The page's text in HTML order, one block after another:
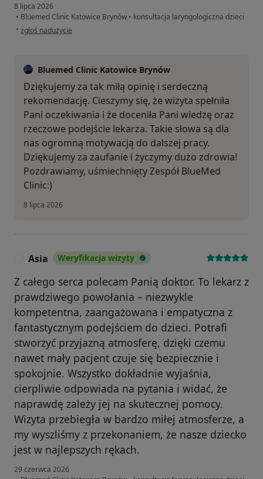
8 lipca 2026
• Bluemed Clinic Katowice Brynów • konsultacja laryngologiczna dzieci
• w opinii użytkownika Anna W.
zgłoś nadużycie
Bluemed Clinic Katowice Brynów
Dziękujemy za tak miłą opinię i serdeczną
rekomendację. Cieszymy się, że wizyta spełniła
Pani oczekiwania i że doceniła Pani wiedzę oraz
rzeczowe podejście lekarza. Takie słowa są dla
nas ogromną motywacją do dalszej pracy.
Dziękujemy za zaufanie i życzymy dużo zdrowia!
Pozdrawiamy, uśmiechnięty Zespół BlueMed
Clinic:)
8 lipca 2026
Asia Weryfikacja wizyty
Z całego serca polecam Panią doktor. To lekarz z
prawdziwego powołania – niezwykle
kompetentna, zaangażowana i empatyczna z
fantastycznym podejściem do dzieci. Potrafi
stworzyć przyjazną atmosferę, dzięki czemu
nawet mały pacjent czuje się bezpiecznie i
spokojnie. Wszystko dokładnie wyjaśnia,
cierpliwie odpowiada na pytania i widać, że
naprawdę zależy jej na skutecznej pomocy.
Wizyta przebiegła w bardzo miłej atmosferze, a
my wyszliśmy z przekonaniem, że nasze dziecko
jest w najlepszych rękach.
29 czerwca 2026